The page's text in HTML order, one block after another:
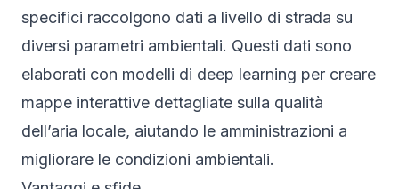
specifici raccolgono dati a livello di strada su
diversi parametri ambientali. Questi dati sono
elaborati con modelli di deep learning per creare
mappe interattive dettagliate sulla qualità
dell’aria locale, aiutando le amministrazioni a
migliorare le condizioni ambientali.